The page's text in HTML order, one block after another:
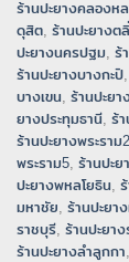
ร้านปะยางคลองห
ดุสิต, ร้านปะยางต
ปะยางนครปฐม, ร้
ร้านปะยางบางกะปิ,
บางเขน, ร้านปะยา
ยางประทุมธานี, ร้า
ร้านปะยางพระราม2
พระราม5, ร้านปะย
ปะยางพหลโยธิน,
มหาชัย, ร้านปะยา
ราชบุรี, ร้านปะยา
ร้านปะยางลำลูกกา,